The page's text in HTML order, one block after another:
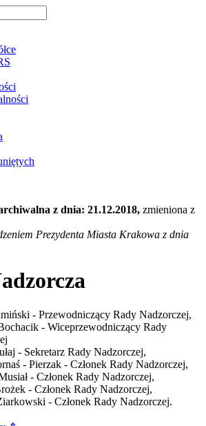
z dnia: 21.12.2018, zmieniona z
Prezydenta Miasta Krakowa z dnia
- Przewodniczący Rady Nadzorczej,
- Wiceprzewodniczący Rady
- Sekretarz Rady Nadzorczej,
- Pierzak - Członek Rady Nadzorczej,
- Członek Rady Nadzorczej,
- Członek Rady Nadzorczej,
- Członek Rady Nadzorczej.